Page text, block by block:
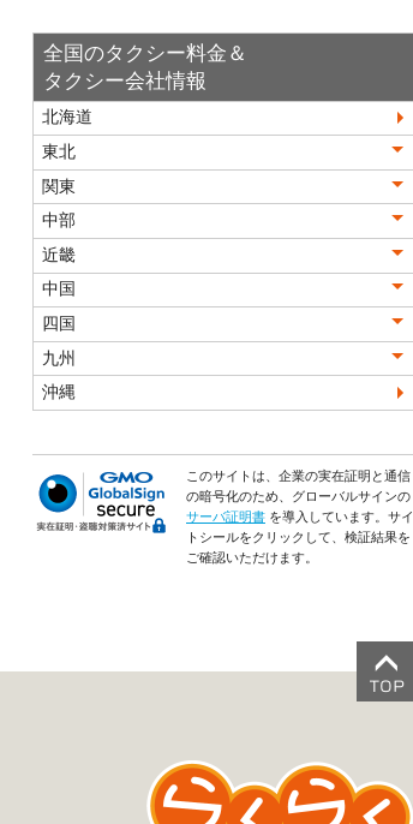
全国のタクシー料金＆
タクシー会社情報
北海道
東北
関東
中部
近畿
中国
四国
九州
沖縄
このサイトは、企業の実在証明と通信
の暗号化のため、グローバルサインの
サーバ証明書 を導入しています。サイ
トシールをクリックして、検証結果を
ご確認いただけます。